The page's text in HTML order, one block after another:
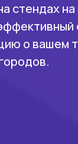
стендах
о вашем